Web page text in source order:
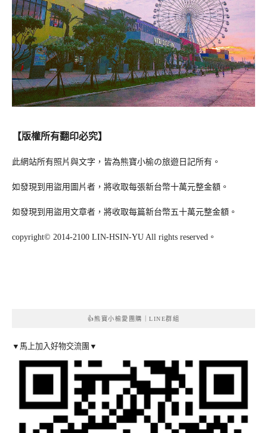
【版權所有翻印必究】
此網站所有照片與文字，皆為熊寶小榆の旅遊日記所有。
如發現到用盜用圖片者，將收取每張新台幣十萬元整金額。
如發現到用盜用文章者，將收取每篇新台幣五十萬元整金額。
copyright© 2014-2100 LIN-HSIN-YU All rights reserved。
👍熊寶小榆愛團購｜LINE群組
▼馬上加入好物交流團▼